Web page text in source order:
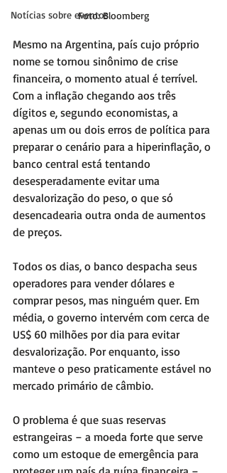
Notícias sobre eventosFoto: Bloomberg
Mesmo na Argentina, país cujo próprio
nome se tornou sinônimo de crise
financeira, o momento atual é terrível.
Com a inflação chegando aos três
dígitos e, segundo economistas, a
apenas um ou dois erros de política para
preparar o cenário para a hiperinflação, o
banco central está tentando
desesperadamente evitar uma
desvalorização do peso, o que só
desencadearia outra onda de aumentos
de preços.
Todos os dias, o banco despacha seus
operadores para vender dólares e
comprar pesos, mas ninguém quer. Em
média, o governo intervém com cerca de
US$ 60 milhões por dia para evitar
desvalorização. Por enquanto, isso
manteve o peso praticamente estável no
mercado primário de câmbio.
O problema é que suas reservas
estrangeiras – a moeda forte que serve
como um estoque de emergência para